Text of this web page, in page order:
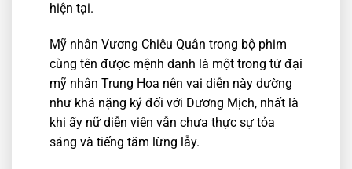
hiện tại.
Mỹ nhân Vương Chiêu Quân trong bộ phim
cùng tên được mệnh danh là một trong tứ đại
mỹ nhân Trung Hoa nên vai diễn này dường
như khá nặng ký đối với Dương Mịch, nhất là
khi ấy nữ diễn viên vẫn chưa thực sự tỏa
sáng và tiếng tăm lừng lẫy.